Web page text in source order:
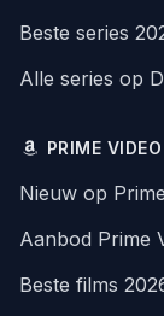
Beste series
Alle series op
PRIME VIDEO
Nieuw op
Aanbod Prime
Beste films